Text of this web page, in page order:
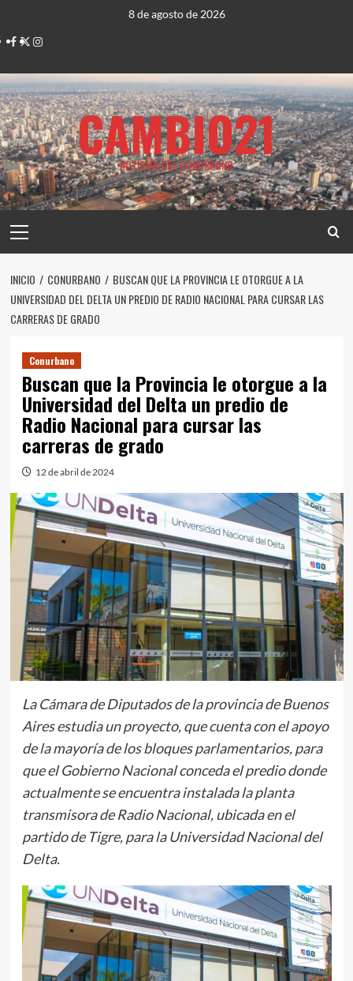
contenido
8 de agosto de 2026
Facebook
TwitterInstagram
CAMBIO21
NOTICIAS DEL CONURBANO
principal
INICIO CONURBANO
BUSCAN QUE LA PROVINCIA LE OTORGUE A LA
UNIVERSIDAD DEL DELTA UN PREDIO DE RADIO NACIONAL PARA CURSAR LAS
CARRERAS DE GRADO
Conurbano
Buscan que la Provincia le otorgue a la
Universidad del Delta un predio de
Radio Nacional para cursar las
carreras de grado
12 de abril de 2024
La Cámara de Diputados de la provincia de Buenos
Aires estudia un proyecto, que cuenta con el apoyo
de la mayoría de los bloques parlamentarios, para
que el Gobierno Nacional conceda el predio donde
actualmente se encuentra instalada la planta
transmisora de Radio Nacional, ubicada en el
partido de Tigre, para la Universidad Nacional del
Delta.